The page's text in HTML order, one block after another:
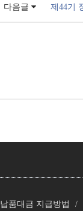
다음글 제44기
납품대금 지급방법